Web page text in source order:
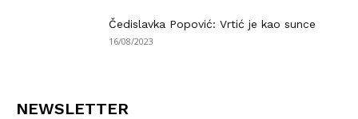
Čedislavka Popović: Vrtić je kao sunce
16/08/2023
NEWSLETTER